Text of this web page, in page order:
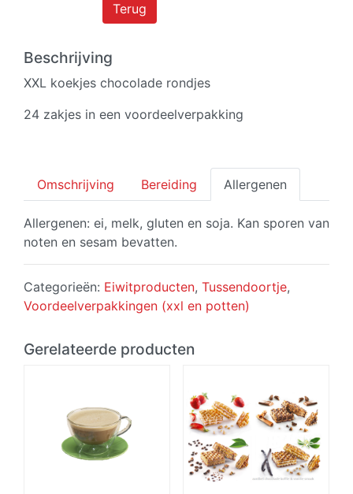
(24
zakjes)
aantal
Terug
Beschrijving
XXL koekjes chocolade rondjes
24 zakjes in een voordeelverpakking
Omschrijving Bereiding Allergenen
Allergenen: ei, melk, gluten en soja. Kan sporen van
noten en sesam bevatten.
Categorieën: Eiwitproducten, Tussendoortje,
Voordeelverpakkingen (xxl en potten)
Gerelateerde producten